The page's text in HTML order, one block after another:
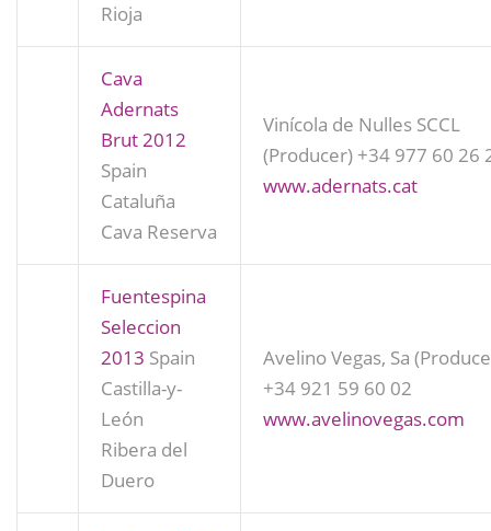
Rioja
Cava
Adernats
Brut 2012
Spain
Cataluña
Cava Reserva
Vinícola de Nulles SCCL
(Producer) +34 977 60 26
www.adernats.cat
Fuentespina
Seleccion
2013 Spain
Castilla-y-
León
Ribera del
Duero
Avelino Vegas, Sa
+34 921 59 60 02
www.avelinovegas.com